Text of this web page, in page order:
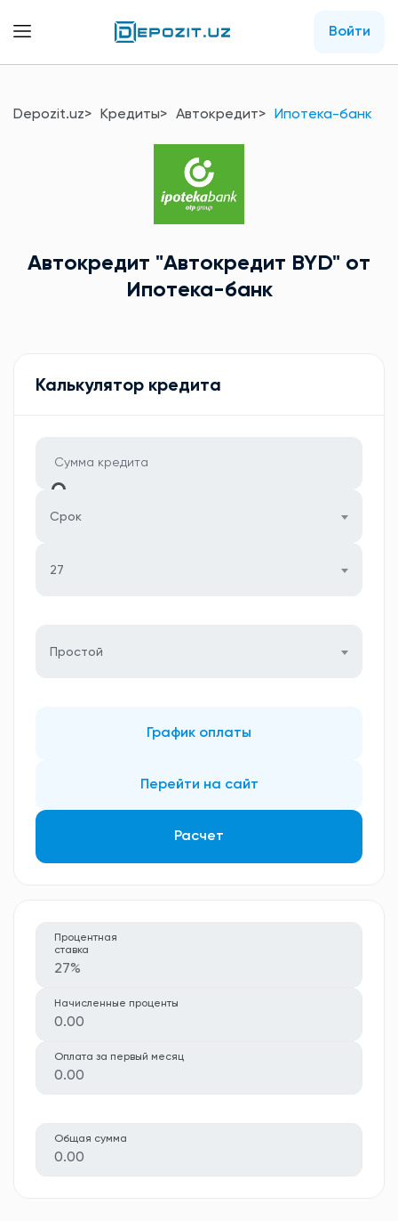
Войти
Depozit.uz Кредиты Автокредит Ипотека-банк
Автокредит "Автокредит BYD" от
Ипотека-банк
Калькулятор кредита
Срок
27
Простой
График оплаты
Перейти на сайт
Расчет
Процентная
ставка
27%
Начисленные проценты
0.00
Оплата за первый месяц
0.00
Общая сумма
0.00